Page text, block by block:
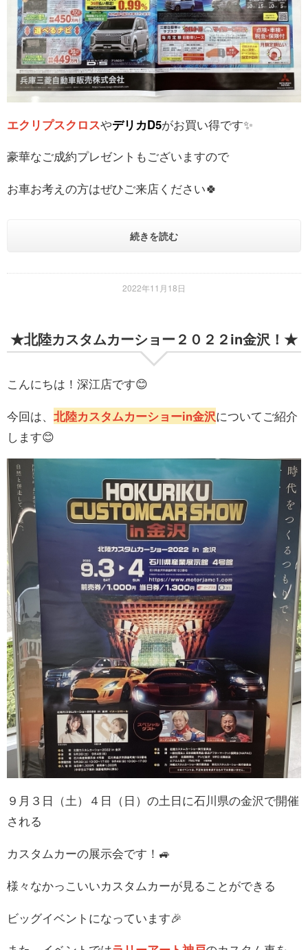
エクリプスクロスやデリカD5がお買い得です✨
豪華なご成約プレゼントもございますので
お車お考えの方はぜひご来店ください🍀
続きを読む
2022年11月18日
★北陸カスタムカーショー２０２２in金沢！★
こんにちは！深江店です😊
今回は、 北陸カスタムカーショーin金沢についてご紹介
します😊
９月３日（土）４日（日）の土日に石川県の金沢で開催
される
カスタムカーの展示会です！🚙
様々なかっこいいカスタムカーが見ることができる
ビッグイベントになっています🎉